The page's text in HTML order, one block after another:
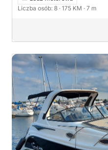
Liczba osób: 8 · 175 KM · 7 m